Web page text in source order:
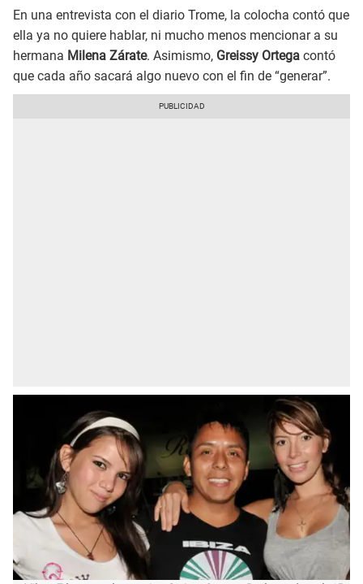
En una entrevista con el diario Trome, la colocha contó que
ella ya no quiere hablar, ni mucho menos mencionar a su
hermana Milena Zárate. Asimismo, Greissy Ortega contó
que cada año sacará algo nuevo con el fin de “generar”.